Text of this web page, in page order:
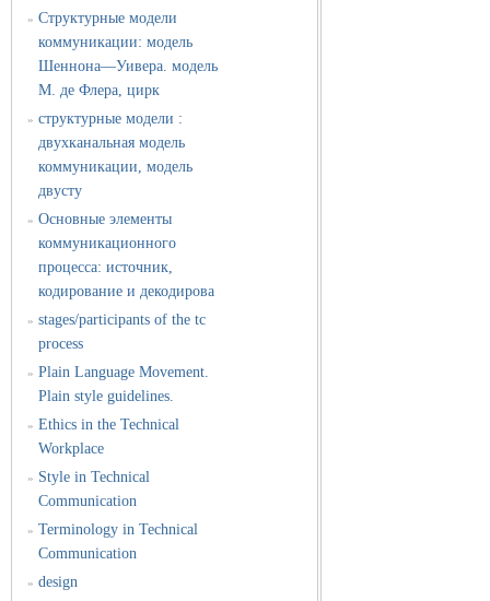
» Структурные модели
коммуникации: модель
Шеннона—Уивера. модель
М. де Флера, цирк
» структурные модели :
двухканальная модель
коммуникации, модель
двусту
» Основные элементы
коммуникационного
процесса: источник,
кодирование и декодирова
» stages/participants of the tc
process
» Plain Language Movement.
Plain style guidelines.
» Ethics in the Technical
Workplace
» Style in Technical
Communication
» Terminology in Technical
Communication
» design